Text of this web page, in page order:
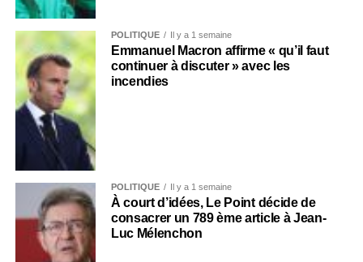
POLITIQUE Il y a 1 semaine
Emmanuel Macron affirme « qu’il faut
continuer à discuter » avec les
incendies
POLITIQUE Il y a 1 semaine
À court d’idées, Le Point décide de
consacrer un 789 ème article à Jean-
Luc Mélenchon